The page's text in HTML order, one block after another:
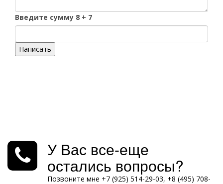
Введите сумму 8 + 7
Написать
У Вас все-еще
остались вопросы?
Позвоните мне +7 (925) 514-29-03, +8 (495) 708-